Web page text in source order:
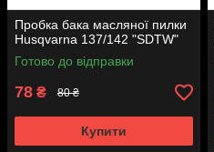
Пробка бака масляної пилки
Husqvarna 137/142 "SDTW"
Готово до відправки
78 ₴ 80 ₴
Купити